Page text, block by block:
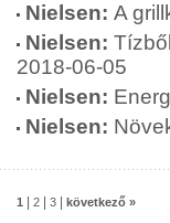
Nielsen: A
Nielsen:
2018-06-05
Nielsen:
Nielsen:
1 2 3 következő »